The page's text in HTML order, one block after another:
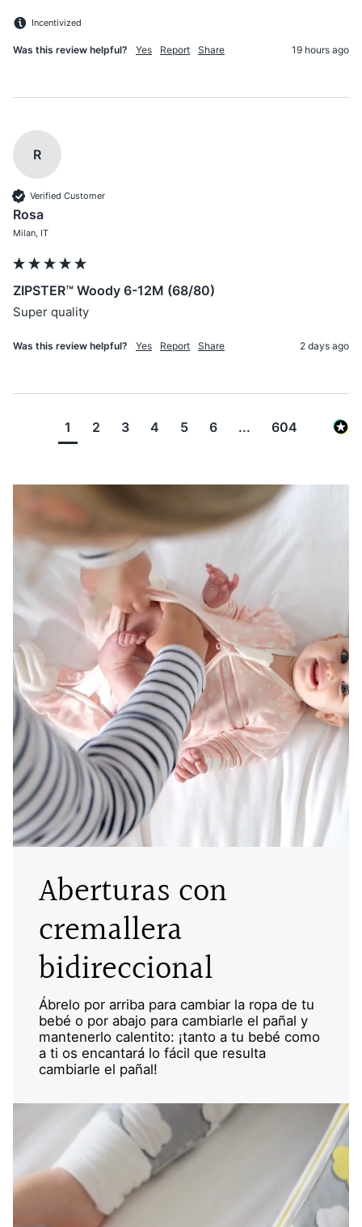
Incentivized
Was this review helpful? Yes Report Share 19 hours ago
R
Verified Customer
Rosa
Milan, IT
ZIPSTER™ Woody 6-12M (68/80)
Super quality
Was this review helpful? Yes Report Share 2 days ago
1 2 3 4 5 6 ... 604
Aberturas con
cremallera
bidireccional
Ábrelo por arriba para cambiar la ropa de tu
bebé o por abajo para cambiarle el pañal y
mantenerlo calentito: ¡tanto a tu bebé como
a ti os encantará lo fácil que resulta
cambiarle el pañal!